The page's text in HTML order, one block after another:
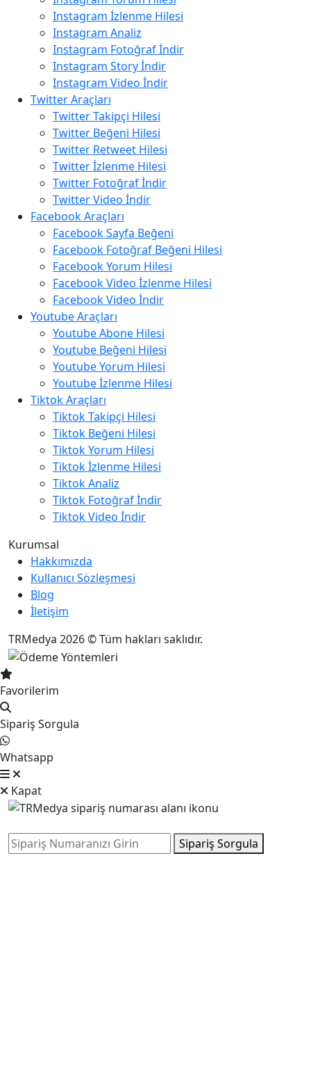
Instagram İzlenme Hilesi
Instagram Analiz
Instagram Fotoğraf İndir
Instagram Story İndir
Instagram Video İndir
Twitter Araçları
Twitter Takipçi Hilesi
Twitter Beğeni Hilesi
Twitter Retweet Hilesi
Twitter İzlenme Hilesi
Twitter Fotoğraf İndir
Twitter Video İndir
Facebook Araçları
Facebook Sayfa Beğeni
Facebook Fotoğraf Beğeni Hilesi
Facebook Yorum Hilesi
Facebook Video İzlenme Hilesi
Facebook Video İndir
Youtube Araçları
Youtube Abone Hilesi
Youtube Beğeni Hilesi
Youtube Yorum Hilesi
Youtube İzlenme Hilesi
Tiktok Araçları
Tiktok Takipçi Hilesi
Tiktok Beğeni Hilesi
Tiktok Yorum Hilesi
Tiktok İzlenme Hilesi
Tiktok Analiz
Tiktok Fotoğraf İndir
Tiktok Video İndir
Kurumsal
Hakkımızda
Kullanıcı Sözleşmesi
Blog
İletişim
TRMedya 2026 © Tüm hakları saklıdır.
Favorilerim
Sipariş Sorgula
Whatsapp
Kapat
Sipariş Sorgula